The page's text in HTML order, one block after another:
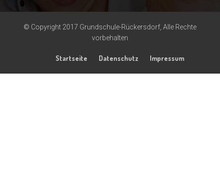
© Copyright 2017 Grundschule-Rückersdorf, Alle Rechte
vorbehalten
Startseite Datenschutz Impressum